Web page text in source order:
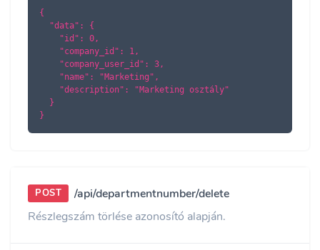
{
  "data": {
    "id": 0,
    "company_id": 1,
    "company_user_id": 3,
    "name": "Marketing",
    "description": "Marketing osztály"
  }
}
POST
/api/departmentnumber/delete
Részlegszám törlése azonosító alapján.